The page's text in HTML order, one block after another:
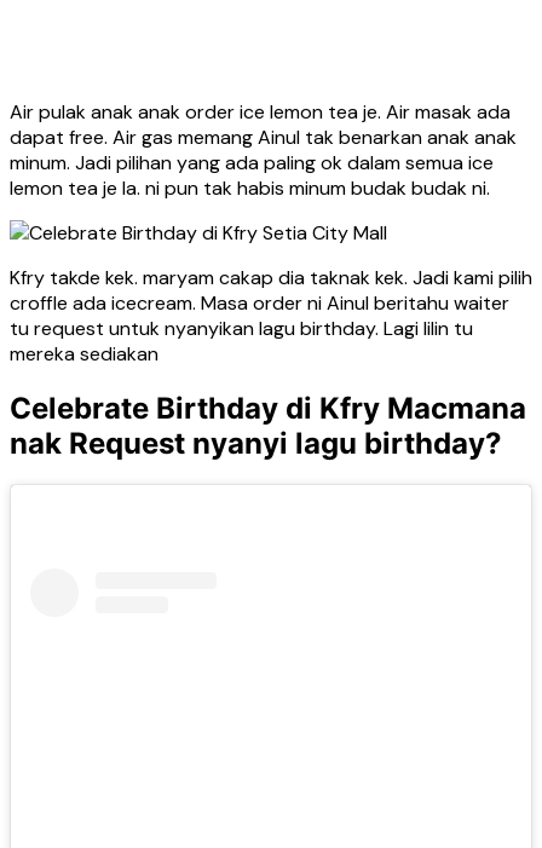
Air pulak anak anak order ice lemon tea je. Air masak ada
dapat free. Air gas memang Ainul tak benarkan anak anak
minum. Jadi pilihan yang ada paling ok dalam semua ice
lemon tea je la. ni pun tak habis minum budak budak ni.
Kfry takde kek. maryam cakap dia taknak kek. Jadi kami pilih
croffle ada icecream. Masa order ni Ainul beritahu waiter
tu request untuk nyanyikan lagu birthday. Lagi lilin tu
mereka sediakan
Celebrate Birthday di Kfry Macmana
nak Request nyanyi lagu birthday?